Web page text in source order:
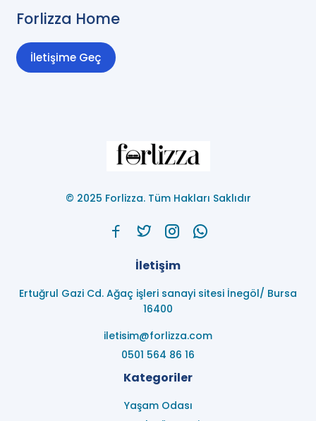
Forlizza Home
İletişime Geç
© 2025 Forlizza. Tüm Hakları Saklıdır
İletişim
Ertuğrul Gazi Cd. Ağaç işleri sanayi sitesi İnegöl/ Bursa
16400
iletisim@forlizza.com
0501 564 86 16
Kategoriler
Yaşam Odası